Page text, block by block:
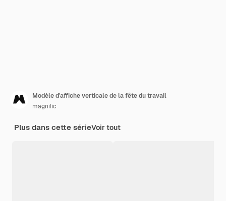
Modèle d'affiche verticale de la fête du travail
magnific
Plus dans cette sérieVoir tout